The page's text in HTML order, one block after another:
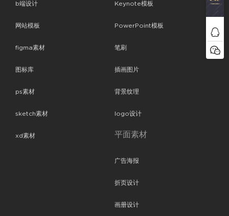
b端设计
网站模板
figma素材
图标库
ps素材
sketch素材
xd素材
Keynote模板
PowerPoint模板
笔刷
插画图片
背景纹理
logo设计
平面素材
广告海报
折页设计
画册设计